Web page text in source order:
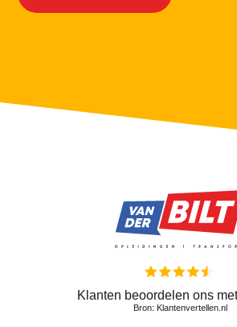
Klanten beoordelen ons
Bron: Klantenvertellen.nl